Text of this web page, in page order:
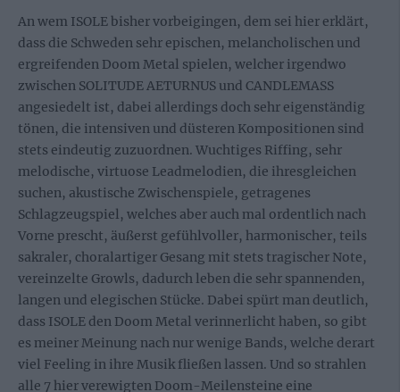
An wem ISOLE bisher vorbeigingen, dem sei hier erklärt,
dass die Schweden sehr epischen, melancholischen und
ergreifenden Doom Metal spielen, welcher irgendwo
zwischen SOLITUDE AETURNUS und CANDLEMASS
angesiedelt ist, dabei allerdings doch sehr eigenständig
tönen, die intensiven und düsteren Kompositionen sind
stets eindeutig zuzuordnen. Wuchtiges Riffing, sehr
melodische, virtuose Leadmelodien, die ihresgleichen
suchen, akustische Zwischenspiele, getragenes
Schlagzeugspiel, welches aber auch mal ordentlich nach
Vorne prescht, äußerst gefühlvoller, harmonischer, teils
sakraler, choralartiger Gesang mit stets tragischer Note,
vereinzelte Growls, dadurch leben die sehr spannenden,
langen und elegischen Stücke. Dabei spürt man deutlich,
dass ISOLE den Doom Metal verinnerlicht haben, so gibt
es meiner Meinung nach nur wenige Bands, welche derart
viel Feeling in ihre Musik fließen lassen. Und so strahlen
alle 7 hier verewigten Doom-Meilensteine eine